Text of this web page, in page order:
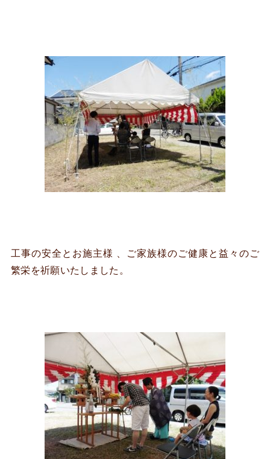
工事の安全とお施主様 、ご家族様のご健康と益々のご
繁栄を祈願いたしました。